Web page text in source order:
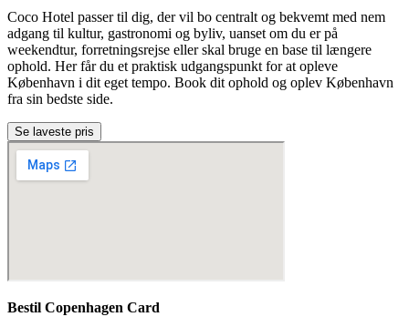
Coco Hotel passer til dig, der vil bo centralt og bekvemt med nem
adgang til kultur, gastronomi og byliv, uanset om du er på
weekendtur, forretningsrejse eller skal bruge en base til længere
ophold. Her får du et praktisk udgangspunkt for at opleve
København i dit eget tempo. Book dit ophold og oplev København
fra sin bedste side.
Se laveste pris
Bestil Copenhagen Card